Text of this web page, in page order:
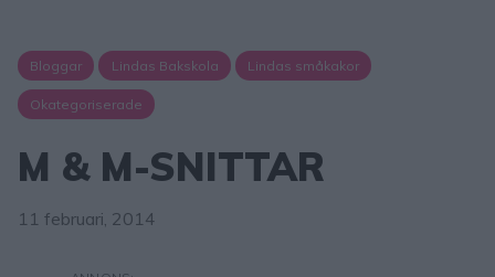
Bloggar Lindas Bakskola Lindas småkakor
Okategoriserade
M & M-SNITTAR
11 februari, 2014